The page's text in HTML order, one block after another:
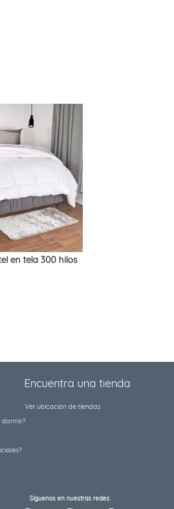
en tela 300 hilos
Encuentra una tienda
Ver ubicación de tiendas
Síguenos en nuestras redes: